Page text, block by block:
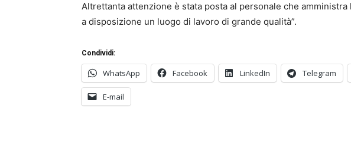
Altrettanta attenzione è stata posta al personale che
a disposizione un luogo di lavoro di grande qualità”.
Condividi:
WhatsApp Facebook LinkedIn Telegram
E-mail